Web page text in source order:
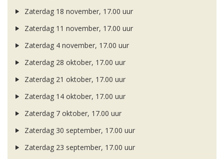
Zaterdag 18 november, 17.00 uur
Zaterdag 11 november, 17.00 uur
Zaterdag 4 november, 17.00 uur
Zaterdag 28 oktober, 17.00 uur
Zaterdag 21 oktober, 17.00 uur
Zaterdag 14 oktober, 17.00 uur
Zaterdag 7 oktober, 17.00 uur
Zaterdag 30 september, 17.00 uur
Zaterdag 23 september, 17.00 uur